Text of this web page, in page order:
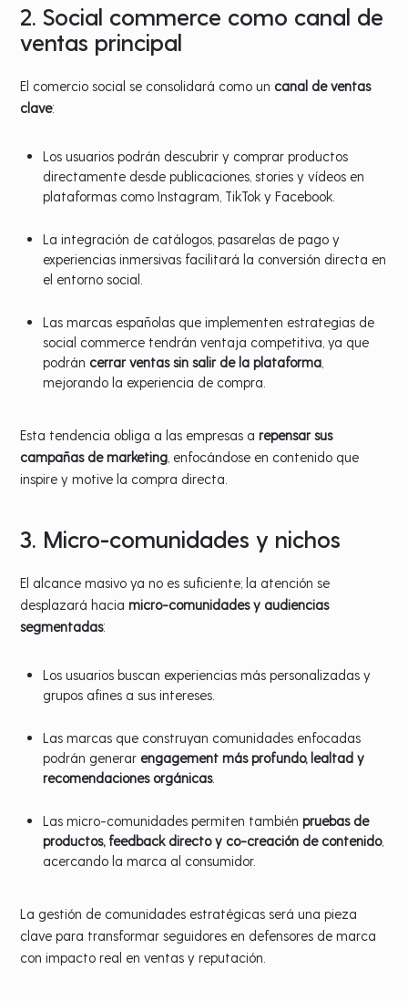
2. Social commerce como canal de
ventas principal
El comercio social se consolidará como un canal de ventas
clave:
Los usuarios podrán descubrir y comprar productos
directamente desde publicaciones, stories y vídeos en
plataformas como Instagram, TikTok y Facebook.
La integración de catálogos, pasarelas de pago y
experiencias inmersivas facilitará la conversión directa en
el entorno social.
Las marcas españolas que implementen estrategias de
social commerce tendrán ventaja competitiva, ya que
podrán cerrar ventas sin salir de la plataforma
mejorando la experiencia de compra.
Esta tendencia obliga a las empresas arepensar sus
campañas de marketing , enfocándose en contenido que
inspire y motive la compra directa.
3. Micro-comunidades y nichos
El alcance masivo ya no es suficiente; la atención se
desplazará haciamicro-comunidades y audiencias
segmentadas:
Los usuarios buscan experiencias más personalizadas y
grupos afines a sus intereses.
Las marcas que construyan comunidades enfocadas
podrán generar engagement más profundo, lealtad y
recomendaciones orgánicas.
Las micro-comunidades permiten tambiénpruebas de
productos, feedback directo y co-creación de contenido,
acercando la marca al consumidor.
La gestión de comunidades estratégicas será una pieza
clave para transformar seguidores en defensores de marca
con impacto real en ventas y reputación.